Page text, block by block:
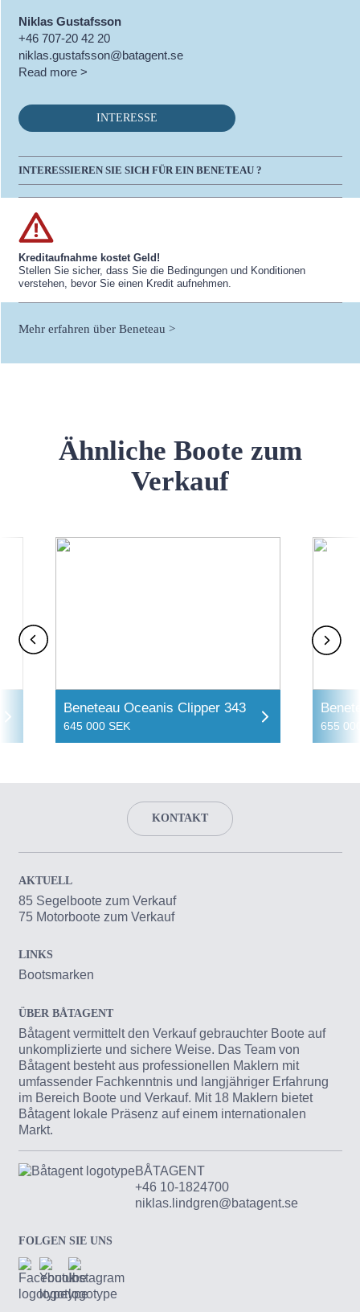
Niklas Gustafsson
+46 707-20 42 20
niklas.gustafsson@batagent.se
Read more >
INTERESSE
INTERESSIEREN SIE SICH FÜR EIN BENETEAU ?
Kreditaufnahme kostet Geld!
Stellen Sie sicher, dass Sie die Bedingungen und Konditionen
verstehen, bevor Sie einen Kredit aufnehmen.
Mehr erfahren über Beneteau >
Ähnliche Boote zum
Verkauf
Beneteau Oceanis Clipper 343
645 000 SEK 655
KONTAKT
AKTUELL
85 Segelboote zum Verkauf
75 Motorboote zum Verkauf
LINKS
Bootsmarken
ÜBER BÅTAGENT
Båtagent vermittelt den Verkauf gebrauchter Boote auf
unkomplizierte und sichere Weise. Das Team von
Båtagent besteht aus professionellen Maklern mit
umfassender Fachkenntnis und langjähriger Erfahrung
im Bereich Boote und Verkauf. Mit 18 Maklern bietet
Båtagent lokale Präsenz auf einem internationalen
Markt.
BÅTAGENT
+46 10-1824700
niklas.lindgren@batagent.se
FOLGEN SIE UNS